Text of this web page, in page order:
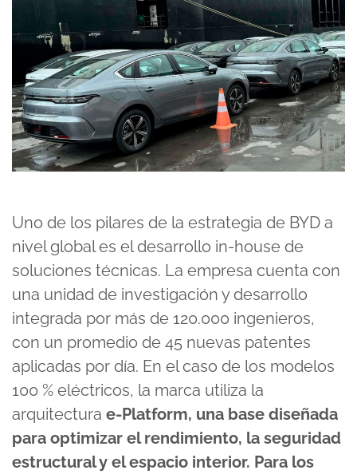
Uno de los pilares de la estrategia de BYD a
nivel global es el desarrollo in-house de
soluciones técnicas. La empresa cuenta con
una unidad de investigación y desarrollo
integrada por más de 120.000 ingenieros,
con un promedio de 45 nuevas patentes
aplicadas por día. En el caso de los modelos
100 % eléctricos, la marca utiliza la
arquitectura e-Platform, una base diseñada
para optimizar el rendimiento, la seguridad
estructural y el espacio interior. Para los